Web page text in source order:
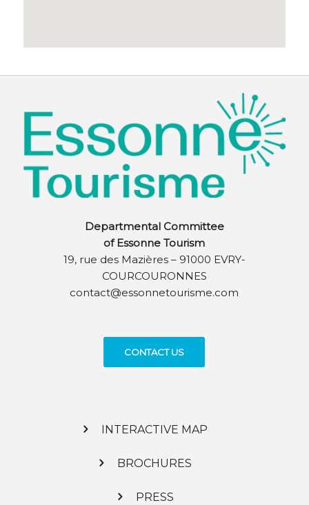
Departmental Committee
of Essonne Tourism
19, rue des Mazières – 91000 EVRY-
COURCOURONNES
contact@essonnetourisme.com
CONTACT US
INTERACTIVE MAP
BROCHURES
PRESS